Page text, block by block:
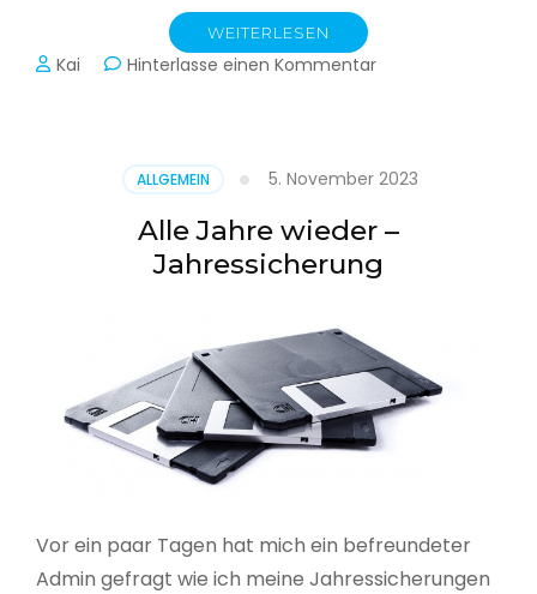
WEITERLESEN
Kai Hinterlasse einen Kommentarzu
ALLGEMEIN 5. November 2023
Alle Jahre wieder –
Jahressicherung
Vor ein paar Tagen hat mich ein befreundeter
Admin gefragt wie ich meine Jahressicherungen